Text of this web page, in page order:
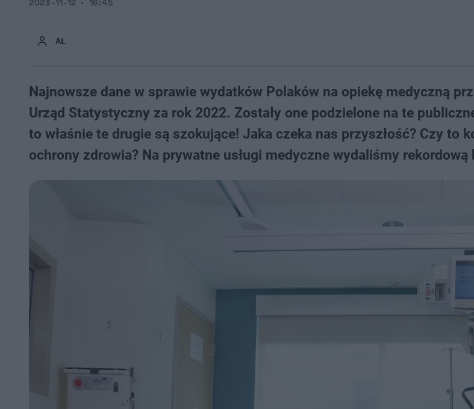
AŁ
2023-11-12 16:45
Najnowsze dane w sprawie wydatków Polaków na opiekę medyczną
Urząd Statystyczny za rok 2022. Zostały one podzielone na te
to właśnie te drugie są szokujące! Jaka czeka nas przyszłość? Czy to
ochrony zdrowia? Na prywatne usługi medyczne wydaliśmy rekordową